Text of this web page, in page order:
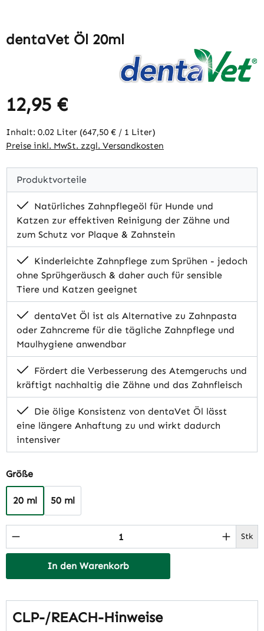
dentaVet Öl 20ml
Regulärer Preis:
12,95 €
Inhalt: 0.02 Liter (647,50 € / 1 Liter)
Preise inkl. MwSt. zzgl. Versandkosten
Produktvorteile
Natürliches Zahnpflegeöl für Hunde und
Katzen zur effektiven Reinigung der Zähne und
zum Schutz vor Plaque & Zahnstein
Kinderleichte Zahnpflege zum Sprühen - jedoch
ohne Sprühgeräusch & daher auch für sensible
Tiere und Katzen geeignet
dentaVet Öl ist als Alternative zu Zahnpasta
oder Zahncreme für die tägliche Zahnpflege und
Maulhygiene anwendbar
Fördert die Verbesserung des Atemgeruchs und
kräftigt nachhaltig die Zähne und das Zahnfleisch
Die ölige Konsistenz von dentaVet Öl lässt
eine längere Anhaftung zu und wirkt dadurch
intensiver
Größeauswählen
20 ml 50 ml
Produkt Anzahl: Gib den gewünschten Stk
In den Warenkorb
CLP-/REACH-Hinweise